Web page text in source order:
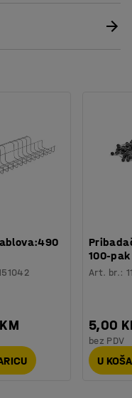
100-pak
Art. br.:
5,00
bez PDV
U